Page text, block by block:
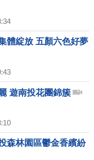
體綻放 五顏六色好夢
遊南投花團錦簇
森林園區鬱金香繽紛